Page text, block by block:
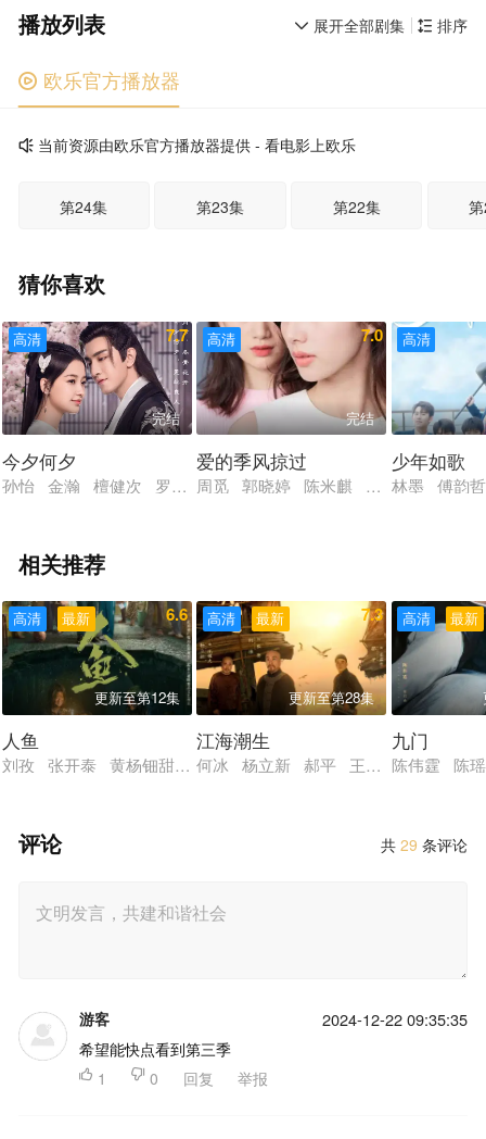
 排序
 展开全部剧集
播放列表
 欧乐官方播放器
当前资源由欧乐官方播放器提供 - 看电影上欧乐
第24集 第23集 第22集
猜你喜欢
高清 7.7
完结
今夕何夕
孙怡 金瀚 檀健次 罗秋韵 余承恩 张志坚
高清 7.0
完结
爱的季风掠过
周觅 郭晓婷 陈米麒 贾景晖 淮文
高清
少年如歌
林墨 傅韵
相关推荐
最新
高清 6.6
更新至第12集
人鱼
刘孜 张开泰 黄杨钿甜 董勇 张帆 陈创 何思甜 张棪琰 罗
最新
高清 7.3
更新至第28集
江海潮生
何冰 杨立新 郝平 王鸥 海一天 黑
最新
高清
九门
陈伟霆 陈
共29 条评论
评论
游客 2024-12-22 09:35:35
希望能快点看到第三季
 1  0 回复 举报